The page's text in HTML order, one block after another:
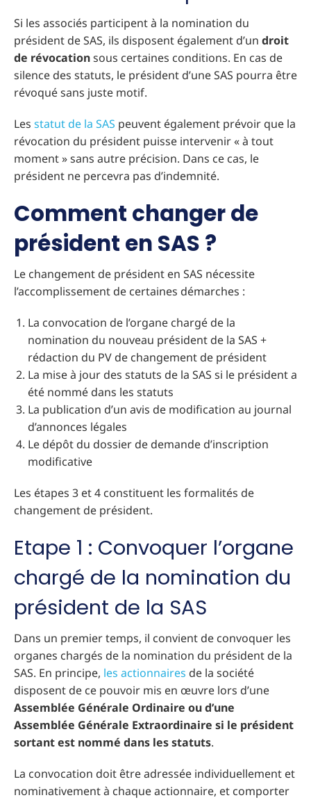
Si les associés participent à la nomination du
président de SAS, ils disposent également d’un droit
de révocationsous certaines conditions. En cas de
silence des statuts, le président d’une SAS pourra être
révoqué sans juste motif.
Les statut de la SAS peuvent également prévoir que la
révocation du président puisse intervenir « à tout
moment » sans autre précision. Dans ce cas, le
président ne percevra pas d’indemnité.
Comment changer de
président en SAS ?
Le changement de président en SAS nécessite
l’accomplissement de certaines démarches :
La convocation de l’organe chargé de la
nomination du nouveau président de la SAS +
rédaction du PV de changement de président
La mise à jour des statuts de la SAS si le président a
été nommé dans les statuts
La publication d’un avis de modification au journal
d’annonces légales
Le dépôt du dossier de demande d’inscription
modificative
Les étapes 3 et 4 constituent les formalités de
changement de président.
Etape 1 : Convoquer l’organe
chargé de la nomination du
président de la SAS
Dans un premier temps, il convient de convoquer les
organes chargés de la nomination du président de la
SAS. En principe, les actionnaires de la société
disposent de ce pouvoir mis en œuvre lors d’une
Assemblée Générale Ordinaire ou d’une
Assemblée Générale Extraordinaire si le président
sortant est nommé dans les statuts.
La convocation doit être adressée individuellement et
nominativement à chaque actionnaire, et comporter